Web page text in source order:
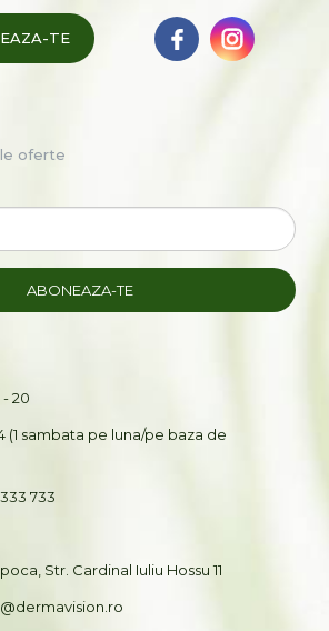
TE
oferte
ABONEAZA-TE
20
(1 sambata pe luna/pe baza de
733
Str. Cardinal Iuliu Hossu 11